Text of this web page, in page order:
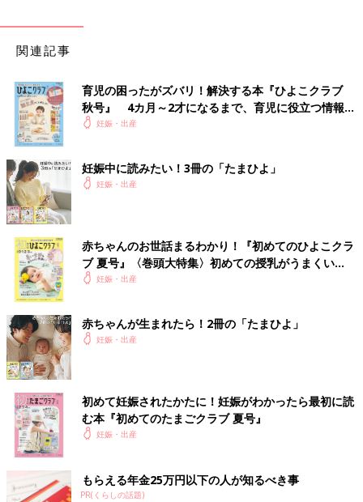
関連記事
育児の困ったがズバリ！解決する本『ひよこクラブ
秋号』 4カ月～2才になるまで、育児に役立つ情報が
いっぱい！
妊娠・出産
妊娠中に読みたい！3冊の「たまひよ」
妊娠・出産
赤ちゃんのお世話まるわかり！『初めてのひよこクラ
ブ 夏号』〈巻頭大特集〉初めての授乳がうまくい
く！ おっぱい・ミルクの基本と夏のトラブル 解決テ
妊娠・出産
赤ちゃんが生まれたら！2冊の「たまひよ」
妊娠・出産
初めて妊娠されたかたに！妊娠がわかったら最初に読
む本『初めてのたまごクラブ 夏号』
妊娠・出産
もらえる年金25万円以下の人が知るべき事
PR(くらしの話題)